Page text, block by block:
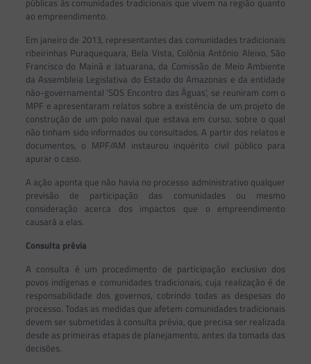
públicas às comunidades tradicionais que vivem na região quanto
ao empreendimento.
Em janeiro de 2013, representantes das comunidades tradicionais
ribeirinhas Puraquequara, Bela Vista, Colônia Antônio Aleixo, São
Francisco do Mainã e Jatuarana, da Comissão de Meio Ambiente
da Assembleia Legislativa do Estado do Amazonas e da entidade
não-governamental ‘SOS Encontro das Águas’, se reuniram com o
MPF e apresentaram relatos sobre a existência de um projeto de
construção de um polo naval que estava em curso, sobre o qual
não tinham sido informados ou consultados. A partir dos relatos e
documentos, o MPF/AM instaurou inquérito civil público para
apurar o caso.
A ação aponta que não havia no processo administrativo qualquer
previsão de participação das comunidades ou mesmo
consideração acerca dos impactos que o empreendimento
causará a elas.
Consulta prévia
A consulta é um procedimento de participação exclusivo dos
povos indígenas e comunidades tradicionais, cuja realização é de
responsabilidade dos governos, cobrindo todas as despesas do
processo. Todas as medidas que afetem comunidades tradicionais
devem ser submetidas à consulta prévia, que precisa ser realizada
desde as primeiras etapas de planejamento, antes da tomada das
decisões.